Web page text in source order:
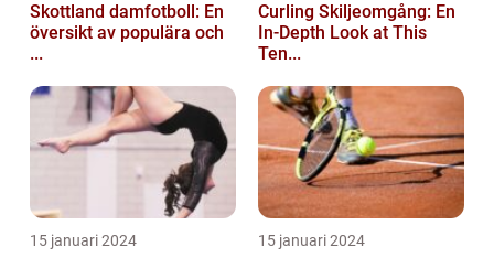
Skottland damfotboll: En
översikt av populära och
...
Curling Skiljeomgång: En
In-Depth Look at This
Ten...
15 januari 2024 15 januari 2024